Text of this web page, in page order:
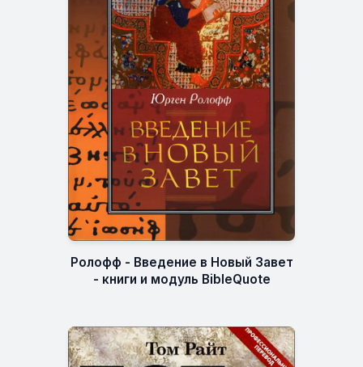
Ролофф - Введение в Новый Завет
- книги и модуль BibleQuote